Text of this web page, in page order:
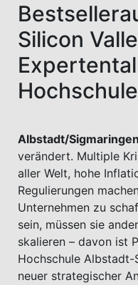
Silicon
Hochschule
Albstadt/
verändert. Multiple
aller Welt, hohe
Regulierungen
Unternehmen zu
sein, müssen sie
skalieren – davon ist
Hochschule Albstadt-
neuer strategischer